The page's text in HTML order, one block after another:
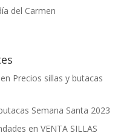
del Carmen
en Precios sillas y butacas
Semana Santa 2023
en VENTA SILLAS